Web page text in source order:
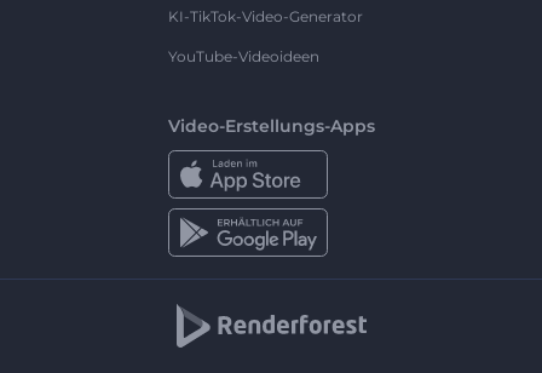
KI-TikTok-Video-Generator
YouTube-Videoideen
Video-Erstellungs-Apps